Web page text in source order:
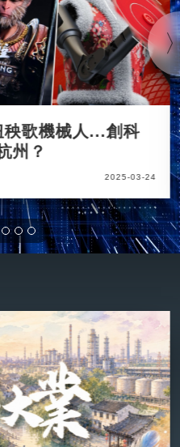
歌機械人...創科
州？
2025-03-24